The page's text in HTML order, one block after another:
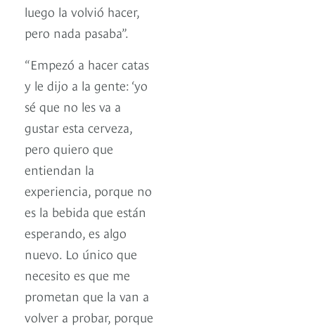
luego la volvió hacer,
pero nada pasaba”.
“Empezó a hacer catas
y le dijo a la gente: ‘yo
sé que no les va a
gustar esta cerveza,
pero quiero que
entiendan la
experiencia, porque no
es la bebida que están
esperando, es algo
nuevo. Lo único que
necesito es que me
prometan que la van a
volver a probar, porque